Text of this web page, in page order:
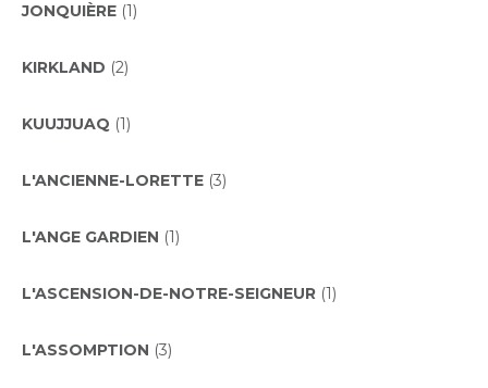
JONQUIÈRE (1)
KIRKLAND (2)
KUUJJUAQ (1)
L'ANCIENNE-LORETTE (3)
L'ANGE GARDIEN (1)
L'ASCENSION-DE-NOTRE-SEIGNEUR (1)
L'ASSOMPTION (3)